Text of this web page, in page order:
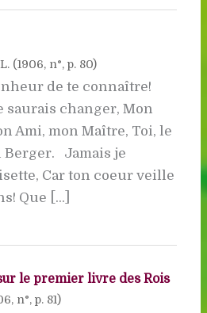
(1906, n°, p. 80)
de te connaître!
saurais changer, Mon
Ami, mon Maître, Toi, le
Berger. Jamais je
Car ton coeur veille
Que [...]
le premier livre des Rois
, n°, p. 81)